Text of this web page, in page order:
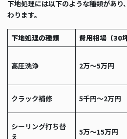
下地処理には以下のような種類があり
わります。
下地処理の種類 費用相場（30坪
高圧洗浄 2万〜5万円
クラック補修 5千円〜2万円
シーリング打ち替
え
5万〜15万円